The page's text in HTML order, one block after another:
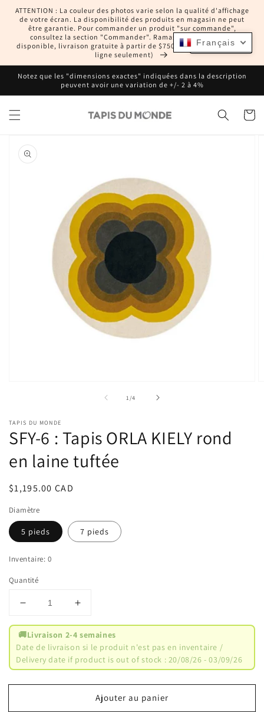
passer
au
contenu
ATTENTION : La couleur des photos varie selon la qualité d'affichage
de votre écran. La disponibilité des produits en magasin ne peut
être garantie. Pour commander un produit "sur commande",
consultez la section "Commander". Ramassage en magasin
disponible, livraison gratuite à partir de $750 CAD (commandes en
ligne seulement)
Notez que les "dimensions exactes" indiquées dans la description
peuvent avoir une variation de +/- 2 à 4%
Panier
informations
produits
dans
fenêtre
modale
1 /
de4
TAPIS DU MONDE
SFY-6 : Tapis ORLA KIELY rond
en laine tuftée
Prix
$1,195.00 CAD
Diamètre
5 pieds 7 pieds
Inventaire: 0
Quantité
Réduire
quantité
de
SFY-
6
:
Augmenter
quantité
de
SFY-
6
:
Tapis
ORLA
🚚Livraison 2-4 semaines
Date de livraison si le produit n'est pas en inventaire /
Delivery date if product is out of stock : 20/08/26 - 03/09/26
Ajouter au panier
Français
Français